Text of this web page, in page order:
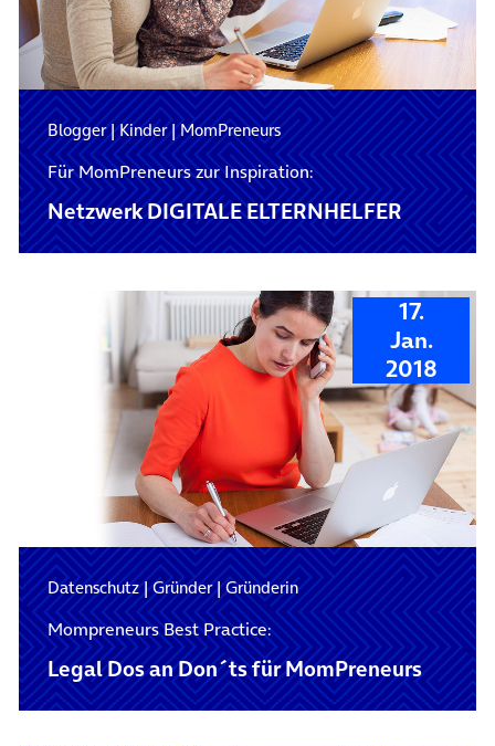
Blogger|Kinder|MomPreneurs
Für MomPreneurs zur Inspiration:
Netzwerk DIGITALE ELTERNHELFER
17.
Jan.
2018
Datenschutz|Gründer|Gründerin
Mompreneurs Best Practice:
Legal Dos an Don´ts für MomPreneurs